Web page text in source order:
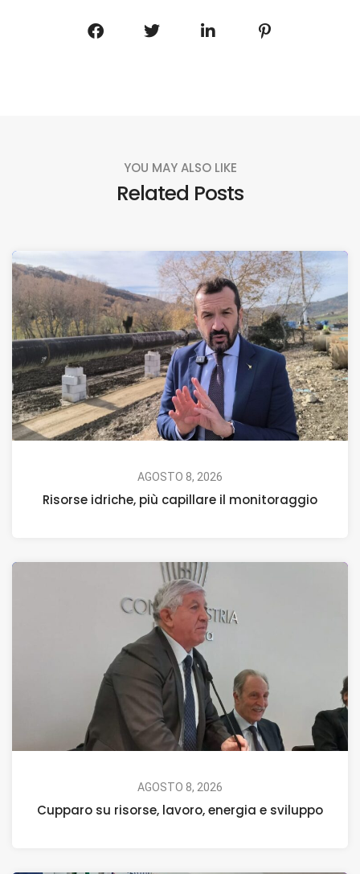
YOU MAY ALSO LIKE
Related Posts
AGOSTO 8, 2026
Risorse idriche, più capillare il monitoraggio
AGOSTO 8, 2026
Cupparo su risorse, lavoro, energia e sviluppo